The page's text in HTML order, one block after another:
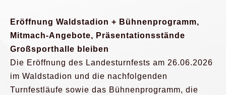
Eröffnung Waldstadion + Bühnenprogramm,
Mitmach-Angebote, Präsentationsstände
Großsporthalle bleiben
Die Eröffnung des Landesturnfests am 26.06.2026
im Waldstadion und die nachfolgenden
Turnfestläufe sowie das Bühnenprogramm, die